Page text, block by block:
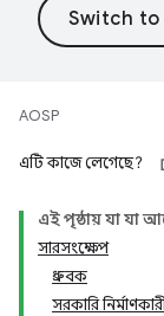
AOSP
এটি কাজে লেগেছে?
এই পৃষ্ঠায় যা যা
সারসংক্ষেপ
ধ্রুবক
সরকারি